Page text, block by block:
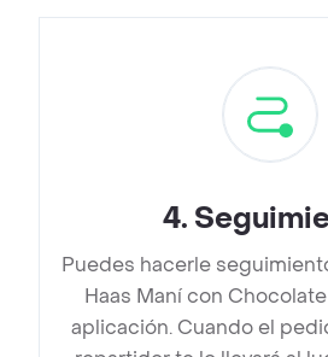
4.
Puedes hacerle
Haas Maní con
aplicación. Cuando el